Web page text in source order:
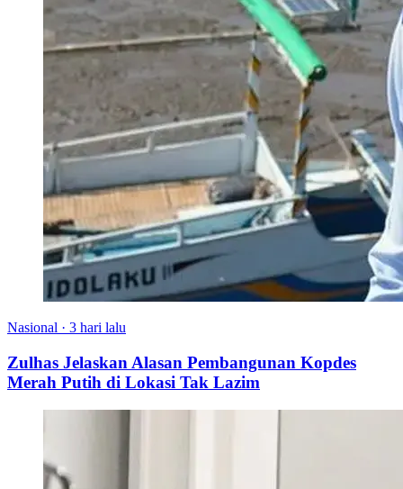
Nasional · 3 hari lalu
Zulhas Jelaskan Alasan Pembangunan Kopdes
Merah Putih di Lokasi Tak Lazim